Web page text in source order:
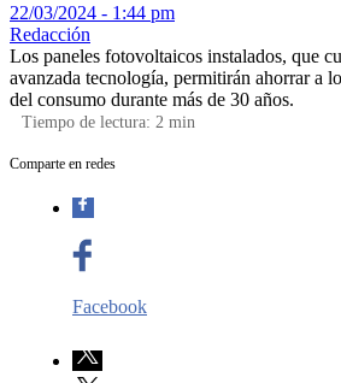
22/03/2024 - 1:44 pm
Redacción
Los paneles fotovoltaicos instalados, que
avanzada tecnología, permitirán ahorrar a
del consumo durante más de 30 años.
Tiempo de lectura: 2 min
Comparte en redes
Facebook